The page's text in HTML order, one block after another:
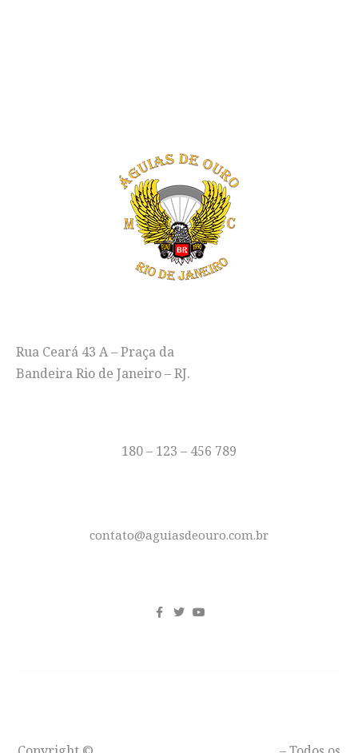
Rua Ceará 43 A – Praça da
Bandeira Rio de Janeiro – RJ.
180 – 123 – 456 789
contato@aguiasdeouro.com.br